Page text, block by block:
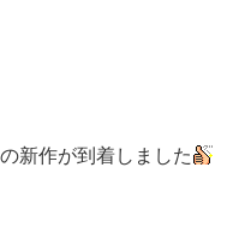
新作が到着しました